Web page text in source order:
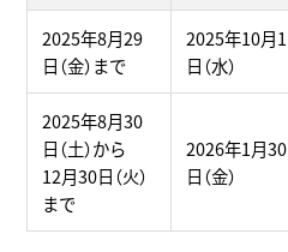
2025年8月29
日（金）まで
2025年10月1
日（水）
2025年8月30
日（土）から
12月30日（火）
まで
2026年1月30
日（金）